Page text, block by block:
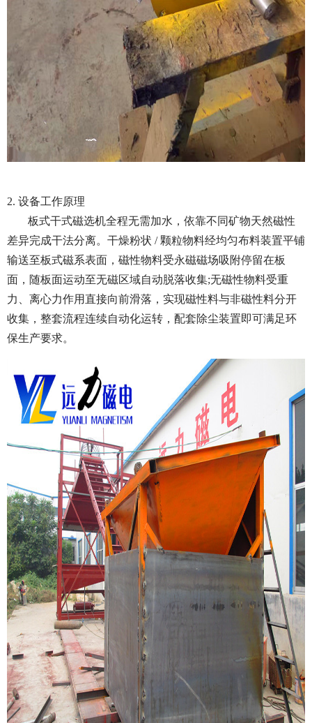
2. 设备工作原理
板式干式磁选机全程无需加水，依靠不同矿物天然磁性
差异完成干法分离。干燥粉状 / 颗粒物料经均匀布料装置平铺
输送至板式磁系表面，磁性物料受永磁磁场吸附停留在板
面，随板面运动至无磁区域自动脱落收集;无磁性物料受重
力、离心力作用直接向前滑落，实现磁性料与非磁性料分开
收集，整套流程连续自动化运转，配套除尘装置即可满足环
保生产要求。